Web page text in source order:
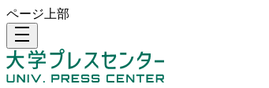
ページ上部
density_medium